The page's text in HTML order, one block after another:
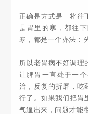
正确是方式是，将往
是胃里的寒，都往
寒，都是一个办法：
所以老胃病不好调理
让脾胃一直处于一
治，反复的折磨，吃
行了。如果我们把胃
气逼出来，问题才能